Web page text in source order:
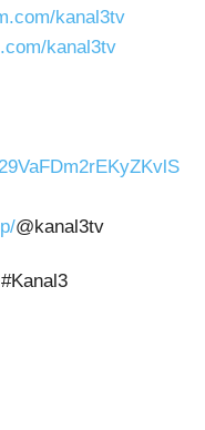
kanal3tv
kanal3tv
@kanal3tv